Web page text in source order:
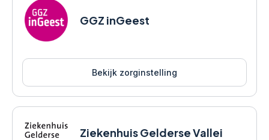
GGZ inGeest
Bekijk zorginstelling
Ziekenhuis Gelderse Vallei